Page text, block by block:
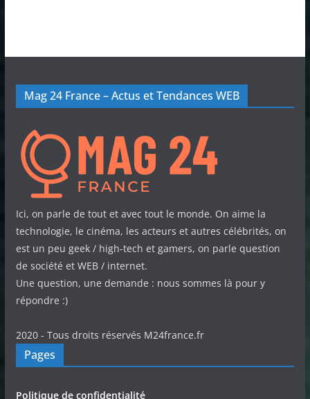
Mag 24 France – Actus et Tendances WEB
Ici, on parle de tout et avec tout le monde. On aime la
technologie, le cinéma, les acteurs et autres célébrités, on
est un peu geek / high-tech et gamers, on parle question
de société et WEB / internet.
Une question, une demande : nous sommes là pour y
répondre :)
2020 - Tous droits réservés M24france.fr
Pages
Politique de confidentialité